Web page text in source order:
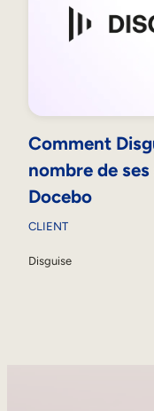
Comment
nombre de
Docebo
CLIENT
Disguise